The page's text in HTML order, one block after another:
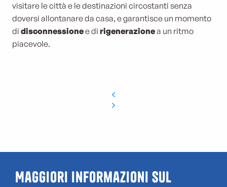
visitare le città e le destinazioni circostanti senza
doversi allontanare da casa, e garantisce un momento
di disconnessionee di rigenerazionea un ritmo
piacevole.
Maggiori informazioni sul